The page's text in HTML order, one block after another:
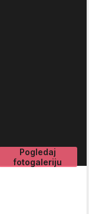
Pogledaj
fotogaleriju